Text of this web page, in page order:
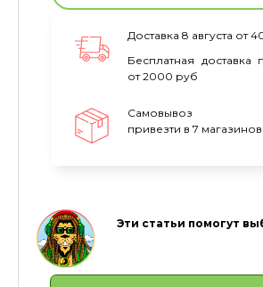
Доставка 8 августа от
Бесплатная доставка
от 2000 руб
Самовывоз
привезти в 7 магазинов
Эти статьи помогут